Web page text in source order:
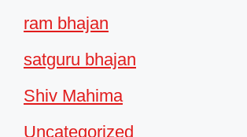
ram bhajan
satguru bhajan
Shiv Mahima
Uncategorized